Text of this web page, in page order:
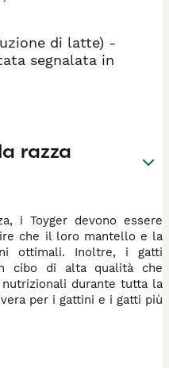
di latte) -
segnalata in
razza
i Toyger devono essere
che il loro mantello e la
ottimali. Inoltre, i gatti
cibo di alta qualità che
durante tutta la
per i gattini e i gatti più